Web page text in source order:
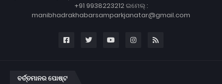
+91 9938223212 ଇମେଲ୍ :
manibhadrakhabarsamparkjanatar@gmail.com
ବର୍ତ୍ତମାନର ପୋଷ୍ଟ